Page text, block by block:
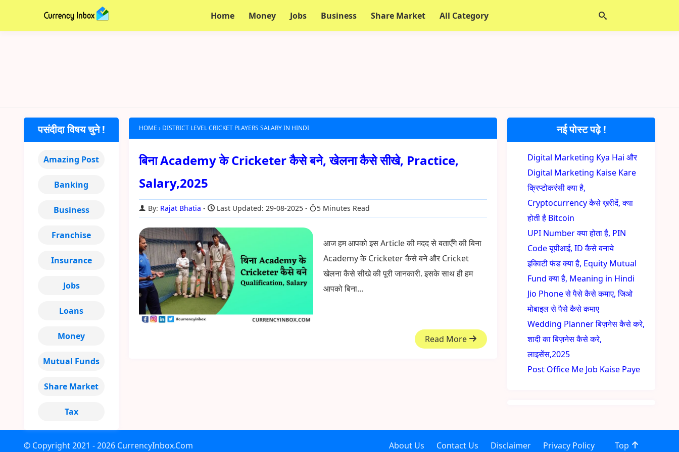
Home Money Jobs Business Share Market All Category
HOME › DISTRICT LEVEL CRICKET PLAYERS SALARY IN HINDI
बिना Academy के Cricketer कैसे बने, खेलना कैसे सीखे, Practice,
Salary,2025
By: Rajat Bhatia Last Updated: 29-08-2025 5 Minutes Read
आज हम आपको इस Article की मदद से बताएँगे की बिना
Academy के Cricketer कैसे बने और Cricket
खेलना कैसे सीखे की पूरी जानकारी. इसके साथ ही हम
आपको बिना...
Read More
नई पोस्ट पढ़े !
Digital Marketing Kya Hai और
Digital Marketing Kaise Kare
क्रिप्टोकरंसी क्या है,
Cryptocurrency कैसे ख़रीदें, क्या
होती है Bitcoin
UPI Number क्या होता है, PIN
Code यूपीआई, ID कैसे बनाये
इक्विटी फंड क्या है, Equity Mutual
Fund क्या है, Meaning in Hindi
Jio Phone से पैसे कैसे कमाए, जिओ
मोबाइल से पैसे कैसे कमाए
Wedding Planner बिज़नेस कैसे करे,
शादी का बिज़नेस कैसे करे,
लाइसेंस,2025
Post Office Me Job Kaise Paye
पसंदीदा विषय चुने !
Amazing Post
Banking
Business
Franchise
Insurance
Jobs
Loans
Money
Mutual Funds
Share Market
Tax
© Copyright2021 - 2026 CurrencyInbox.Com About Us Contact Us Disclaimer Privacy Policy Top